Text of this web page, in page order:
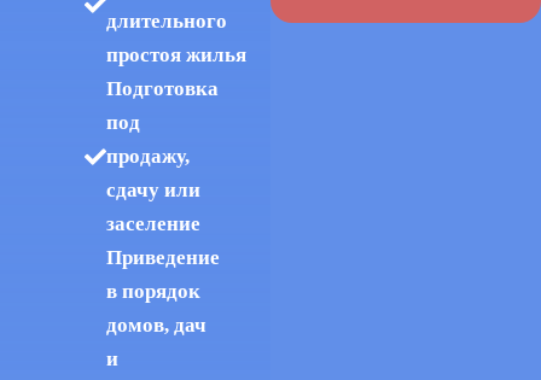
длительного
простоя жилья
Подготовка
под
продажу,
сдачу или
заселение
Приведение
в порядок
домов, дач
и